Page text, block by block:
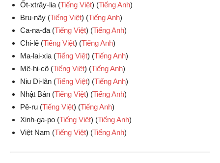
Ốt-xtrây-lia (Tiếng Việt) (Tiếng Anh)
Bru-nây (Tiếng Việt) (Tiếng Anh)
Ca-na-đa (Tiếng Việt) (Tiếng Anh)
Chi-lê (Tiếng Việt) (Tiếng Anh)
Ma-lai-xia (Tiếng Việt) (Tiếng Anh)
Mê-hi-cô (Tiếng Việt) (Tiếng Anh)
Niu Di-lân (Tiếng Việt) (Tiếng Anh)
Nhật Bản (Tiếng Việt) (Tiếng Anh)
Pê-ru (Tiếng Việt) (Tiếng Anh)
Xinh-ga-po (Tiếng Việt) (Tiếng Anh)
Việt Nam (Tiếng Việt) (Tiếng Anh)